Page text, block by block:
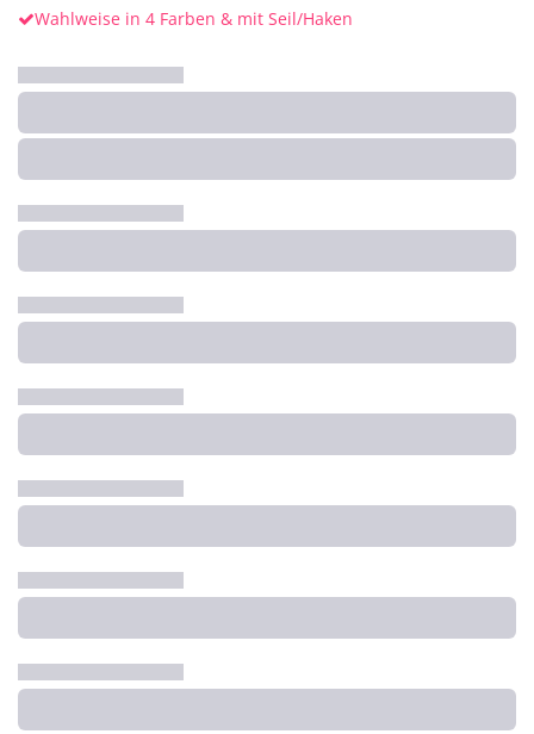
Wahlweise in 4 Farben & mit Seil/Haken